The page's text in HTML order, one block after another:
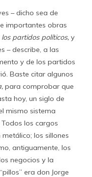
– dicho sea de
importantes obras
partidos políticos, y
– describe, a las
y de los partidos
Baste citar algunos
para comprobar que
hoy, un siglo de
mismo sistema
los cargos
los sillones
antiguamente, los
negocios y la
era don Jorge